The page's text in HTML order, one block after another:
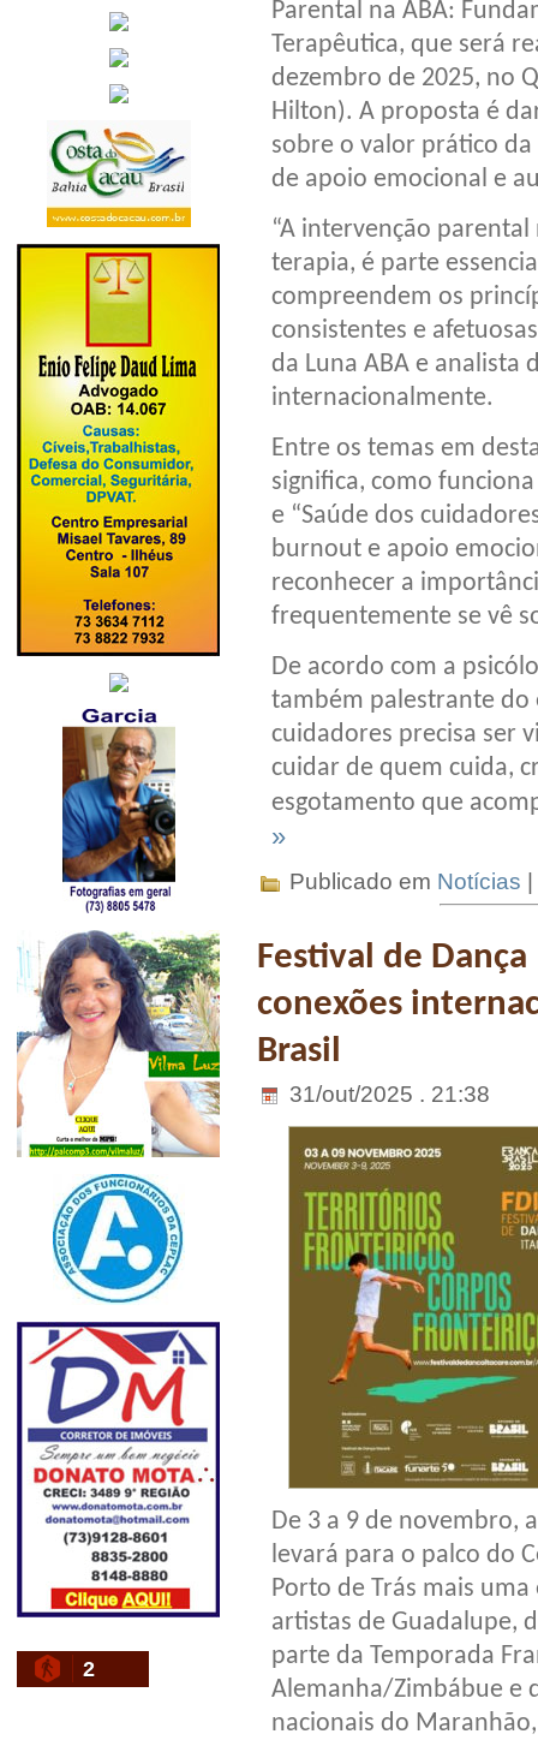
2
Parental na ABA:
Terapêutica, que será
dezembro de 2025, no
Hilton). A proposta é
sobre o valor prático
de apoio emocional e
“A intervenção
terapia, é parte
compreendem os
consistentes e
da Luna ABA e
internacionalmente.
Entre os temas em
significa, como
e “Saúde dos
burnout e apoio
reconhecer a
frequentemente se vê
De acordo com a
também palestrante do
cuidadores precisa ser
cuidar de quem cuida,
esgotamento que
»
Publicado em Notícias |
Festival de
conexões
Brasil
31/out/2025 . 21:38
De 3 a 9 de novembro,
levará para o palco do
Porto de Trás mais
artistas de Guadalupe,
parte da Temporada
Alemanha/Zimbábue e
nacionais do